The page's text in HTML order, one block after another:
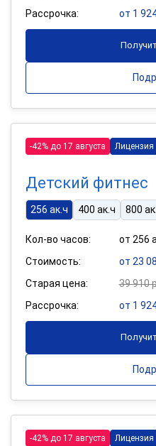
Рассрочка:
от 1
-42% до 17 августа Лицензия
Детский фитнес
256 ак.ч 400 ак.ч 800
Кол-во часов:
от 256
Стоимость:
от 23
Старая цена:
39 910
Рассрочка:
от 1
-42% до 17 августа Лицензия